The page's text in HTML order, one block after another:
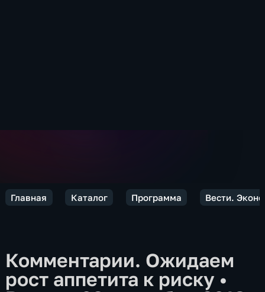
Главная Каталог Программа Вести.
Комментарии. Ожидаем
рост аппетита к риску •